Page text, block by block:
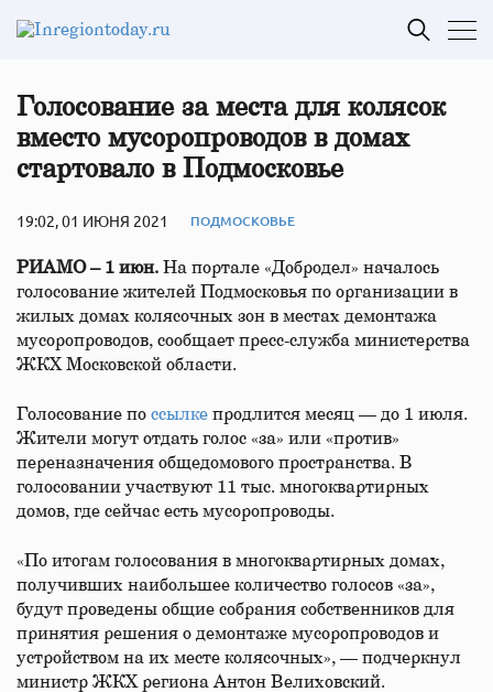
Голосование за места для колясок
вместо мусоропроводов в домах
стартовало в Подмосковье
19:02, 01 ИЮНЯ 2021 ПОДМОСКОВЬЕ
РИАМО – 1 июн. На портале «Добродел» началось
голосование жителей Подмосковья по организации в
жилых домах колясочных зон в местах демонтажа
мусоропроводов, сообщает пресс-служба министерства
ЖКХ Московской области.
Голосование по ссылке продлится месяц — до 1 июля.
Жители могут отдать голос «за» или «против»
переназначения общедомового пространства. В
голосовании участвуют 11 тыс. многоквартирных
домов, где сейчас есть мусоропроводы.
«По итогам голосования в многоквартирных домах,
получивших наибольшее количество голосов «за»,
будут проведены общие собрания собственников для
принятия решения о демонтаже мусоропроводов и
устройством на их месте колясочных», — подчеркнул
министр ЖКХ региона Антон Велиховский.